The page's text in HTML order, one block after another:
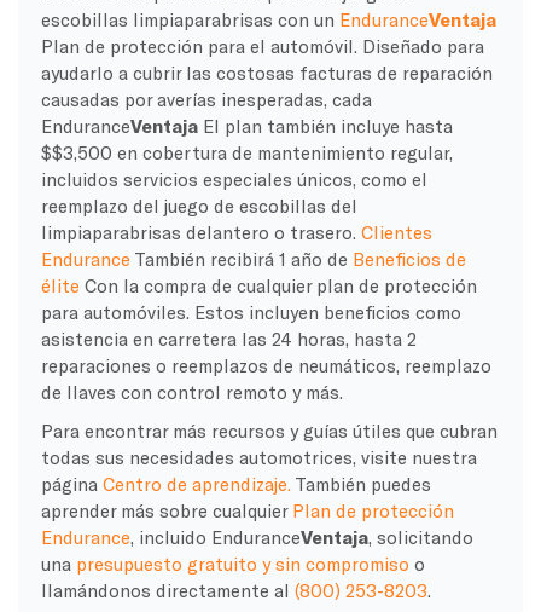
escobillas limpiaparabrisas con un EnduranceVentaja
Plan de protección para el automóvil. Diseñado para
ayudarlo a cubrir las costosas facturas de reparación
causadas por averías inesperadas, cada
EnduranceVentajaEl plan también incluye hasta
$$3,500 en cobertura de mantenimiento regular,
incluidos servicios especiales únicos, como el
reemplazo del juego de escobillas del
limpiaparabrisas delantero o trasero. Clientes
Endurance También recibirá 1 año de Beneficios de
élite Con la compra de cualquier plan de protección
para automóviles. Estos incluyen beneficios como
asistencia en carretera las 24 horas, hasta 2
reparaciones o reemplazos de neumáticos, reemplazo
de llaves con control remoto y más.
Para encontrar más recursos y guías útiles que cubran
todas sus necesidades automotrices, visite nuestra
página Centro de aprendizaje. También puedes
aprender más sobre cualquier Plan de protección
Endurance , incluido EnduranceVentaja, solicitando
una presupuesto gratuito y sin compromiso o
llamándonos directamente al (800) 253-8203